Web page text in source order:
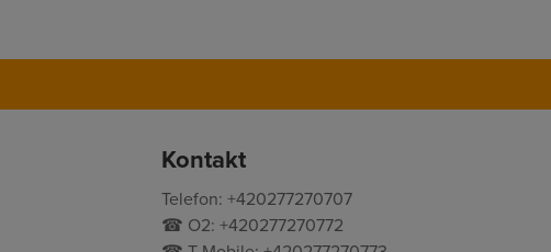
Kontakt
Telefon: +420277270707
☎ O2: +420277270772